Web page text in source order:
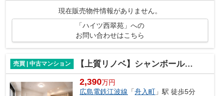
現在販売物件情報がありません。
「ハイツ西翠苑」への
お問い合わせはこちら
売買 | 中古マンション 【上質リノベ】シャンボール河原町
2,390万円
広島電鉄江波線 「舟入町 」駅 徒歩5分